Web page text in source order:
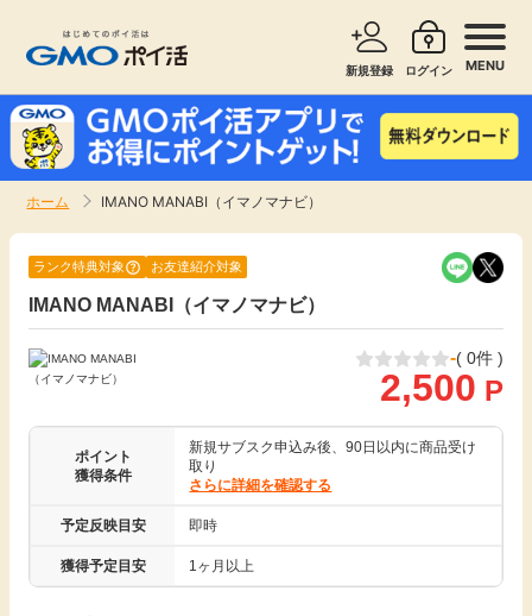
新規登録 ログイン MENU
ホーム IMANO MANABI（イマノマナビ）
新着
高還元
アンケート
サービスで探す ショッピングで探す
無料サービス
エンタメ
クレジットカード
引っ越し
ランク特典対象 お友達紹介対象
IMANO MANABI（イマノマナビ）
-( 0件 )
2,500 P
ポイント
獲得条件
新規サブスク申込み後、90日以内に商品受け
取り
さらに詳細を確認する
予定反映目安 即時
獲得予定目安 1ヶ月以上